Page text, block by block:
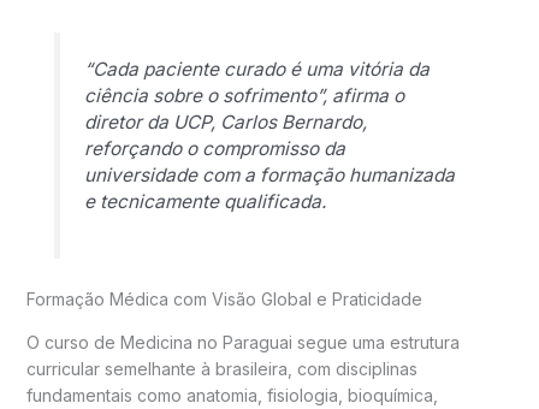
“Cada paciente curado é uma vitória da
ciência sobre o sofrimento”, afirma o
diretor da UCP, Carlos Bernardo,
reforçando o compromisso da
universidade com a formação humanizada
e tecnicamente qualificada.
Formação Médica com Visão Global e Praticidade
O curso de Medicina no Paraguai segue uma estrutura
curricular semelhante à brasileira, com disciplinas
fundamentais como anatomia, fisiologia, bioquímica,